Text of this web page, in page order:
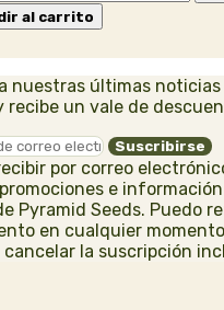
al carrito
nuestras últimas
recibe un vale de
por correo
e
Pyramid Seeds. Puedo
en cualquier
cancelar la suscripción